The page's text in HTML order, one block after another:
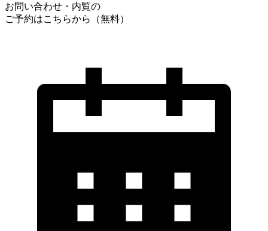
お問い合わせ・内覧の
ご予約はこちらから（無料）